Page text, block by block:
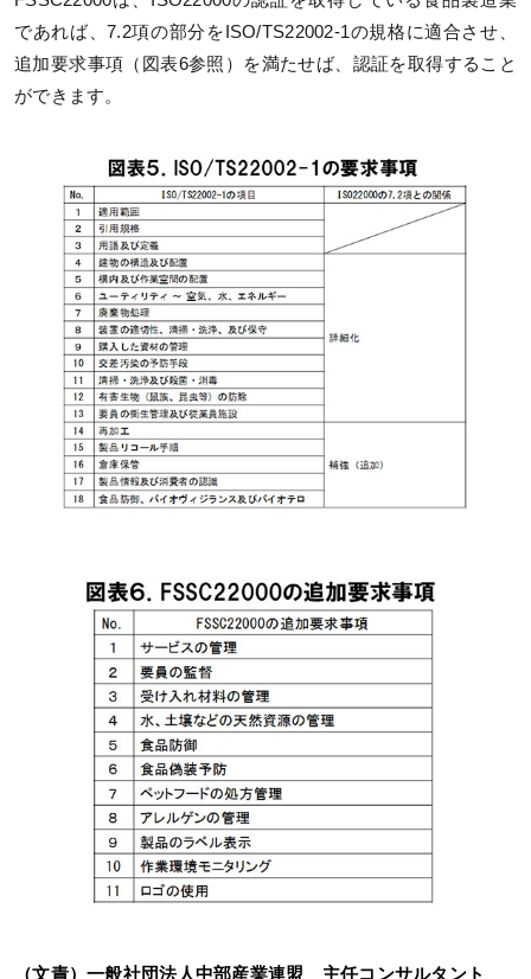
であれば、7.2項の部分をISO/TS22002-1の規格に適合させ、
追加要求事項（図表6参照）を満たせば、認証を取得すること
ができます。
（文責）一般社団法人中部産業連盟 主任コンサルタント